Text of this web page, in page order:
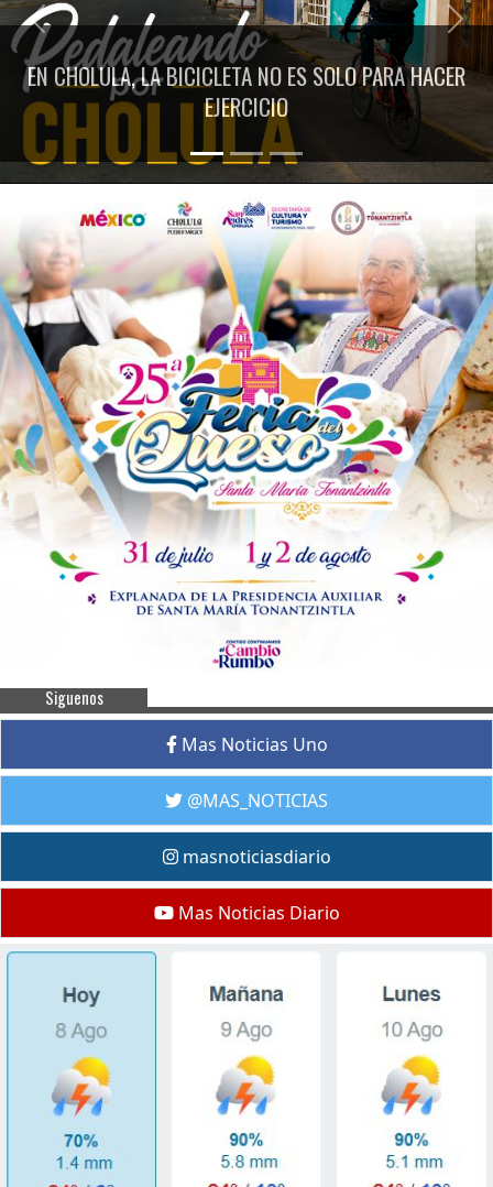
EN CHOLULA, LA BICICLETA NO ES SOLO PARA HACER
EJERCICIO
Previous Next
Siguenos
Mas Noticias Uno
@MAS_NOTICIAS
masnoticiasdiario
Mas Noticias Diario